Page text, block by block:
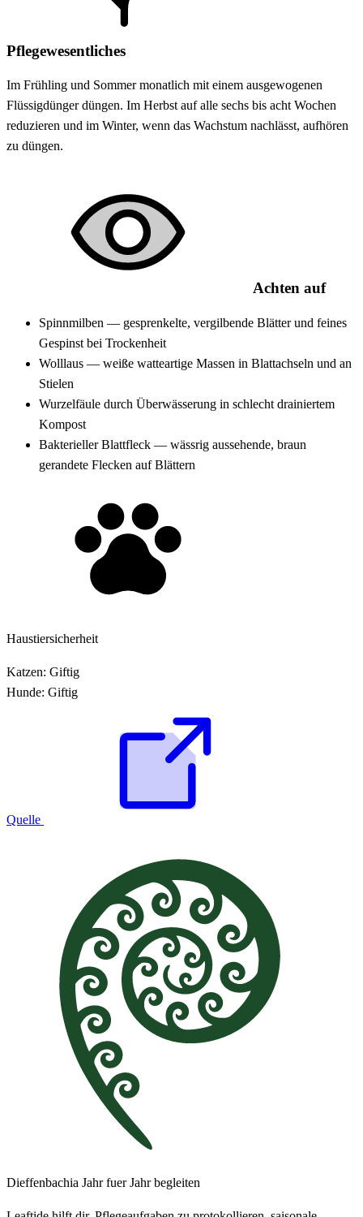
Pflegewesentliches
Im Frühling und Sommer monatlich mit einem ausgewogenen
Flüssigdünger düngen. Im Herbst auf alle sechs bis acht Wochen
reduzieren und im Winter, wenn das Wachstum nachlässt, aufhören
zu düngen.
Achten auf
Spinnmilben — gesprenkelte, vergilbende Blätter und feines
Gespinst bei Trockenheit
Wolllaus — weiße watteartige Massen in Blattachseln und an
Stielen
Wurzelfäule durch Überwässerung in schlecht drainiertem
Kompost
Bakterieller Blattfleck — wässrig aussehende, braun
gerandete Flecken auf Blättern
Haustiersicherheit
Katzen: Giftig
Hunde: Giftig
Quelle
Dieffenbachia Jahr fuer Jahr begleiten